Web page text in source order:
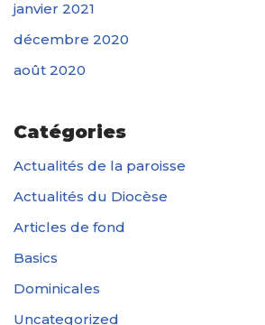
janvier 2021
décembre 2020
août 2020
Catégories
Actualités de la paroisse
Actualités du Diocèse
Articles de fond
Basics
Dominicales
Uncategorized